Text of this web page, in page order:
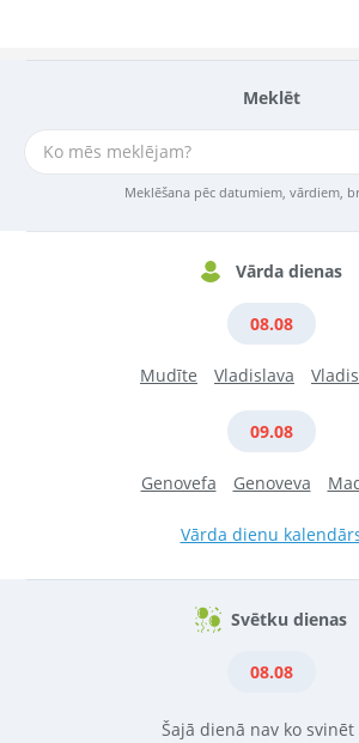
Meklēt
Meklēšana pēc datumiem, vārdiem,
Vārda dienas
08.08
Mudīte Vladislava
09.08
Genovefa Genoveva
Vārda dienu
Svētku dienas
08.08
Šajā dienā nav ko svinēt